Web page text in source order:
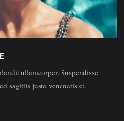
ullamcorper. Suspendisse
sagittis justo venenatis et.